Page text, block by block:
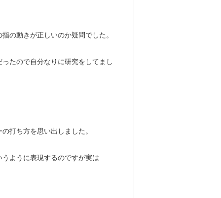
の動きが正しいのか疑問でした。
たので自分なりに研究をしてまし
打ち方を思い出しました。
ように表現するのですが実は